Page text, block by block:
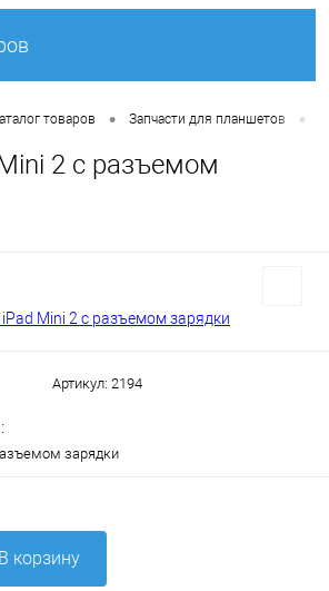
товаров • Запчасти для планшетов •
2 с разъемом
Артикул: 2194
зарядки
В корзину